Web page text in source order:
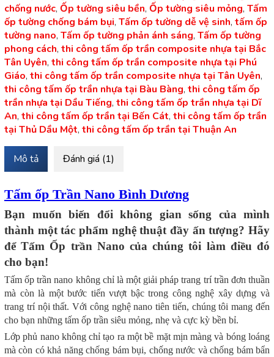
chống nước, Ốp tường siêu bền, Ốp tường siêu mỏng, Tấm
ốp tường chống bám bụi, Tấm ốp tường dễ vệ sinh, tấm ốp
tường nano, Tấm ốp tường phản ánh sáng, Tấm ốp tường
phong cách, thi công tấm ốp trần composite nhựa tại Bắc
Tân Uyên, thi công tấm ốp trần composite nhựa tại Phú
Giáo, thi công tấm ốp trần composite nhựa tại Tân Uyên,
thi công tấm ốp trần nhựa tại Bàu Bàng, thi công tấm ốp
trần nhựa tại Dầu Tiếng, thi công tấm ốp trần nhựa tại Dĩ
An, thi công tấm ốp trần tại Bến Cát, thi công tấm ốp trần
tại Thủ Dầu Một, thi công tấm ốp trần tại Thuận An
Mô tả Đánh giá (1)
Tấm ốp Trần Nano Bình Dương
Bạn muốn biến đổi không gian sống của mình
thành một tác phẩm nghệ thuật đầy ấn tượng? Hãy
để Tấm Ốp trần Nano của chúng tôi làm điều đó
cho bạn!
Tấm ốp trần nano không chỉ là một giải pháp trang trí trần đơn thuần
mà còn là một bước tiến vượt bậc trong công nghệ xây dựng và
trang trí nội thất. Với công nghệ nano tiên tiến, chúng tôi mang đến
cho bạn những tấm ốp trần siêu mỏng, nhẹ và cực kỳ bền bỉ.
Lớp phủ nano không chỉ tạo ra một bề mặt mịn màng và bóng loáng
mà còn có khả năng chống bám bụi, chống nước và chống bám bẩn